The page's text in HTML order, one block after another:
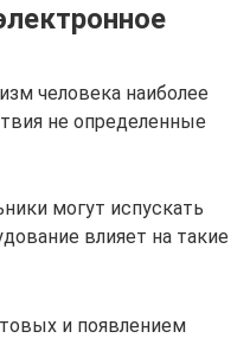
человека наиболее
не определенные
могут испускать
влияет на такие
и появлением